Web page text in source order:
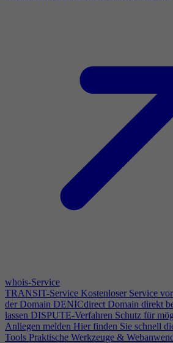
whois-Service
TRANSIT-Service Kostenloser Service
der Domain DENICdirect Domain direkt
lassen DISPUTE-Verfahren Schutz für
Anliegen melden Hier finden Sie schnell
Tools Praktische Werkzeuge &